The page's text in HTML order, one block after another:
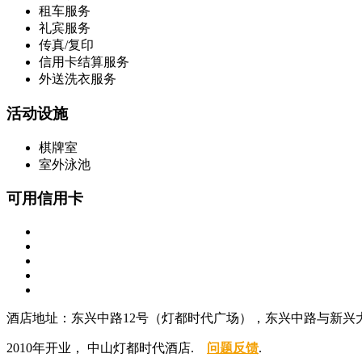
租车服务
礼宾服务
传真/复印
信用卡结算服务
外送洗衣服务
活动设施
棋牌室
室外泳池
可用信用卡
酒店地址：东兴中路12号（灯都时代广场），东兴中路与新兴
2010年开业， 中山灯都时代酒店. 问题反馈.